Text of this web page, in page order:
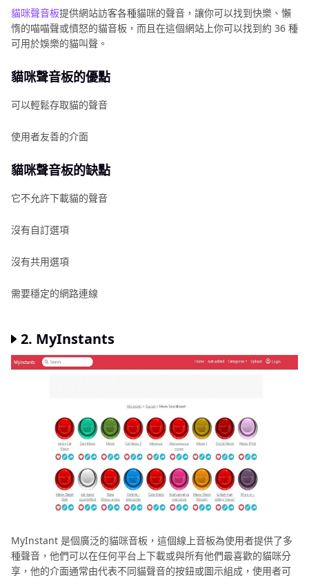
貓咪聲音板提供網站訪客各種貓咪的聲音，讓你可以找到快樂、懶
惰的喵喵聲或憤怒的貓音板，而且在這個網站上你可以找到約 36 種
可用於娛樂的貓叫聲。
貓咪聲音板的優點
可以輕鬆存取貓的聲音
使用者友善的介面
貓咪聲音板的缺點
它不允許下載貓的聲音
沒有自訂選項
沒有共用選項
需要穩定的網路連線
2. MyInstants
MyInstant 是個廣泛的貓咪音板，這個線上音板為使用者提供了多
種聲音，他們可以在任何平台上下載或與所有他們最喜歡的貓咪分
享，他的介面通常由代表不同貓聲音的按鈕或圖示組成，使用者可